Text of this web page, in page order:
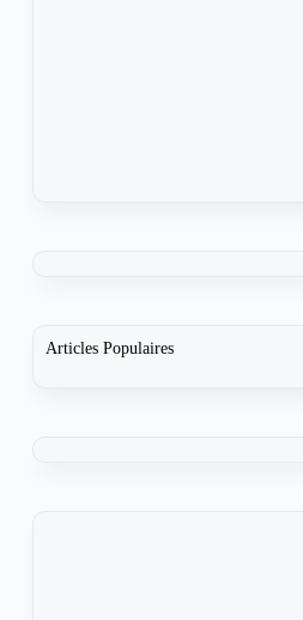
Articles Populaires